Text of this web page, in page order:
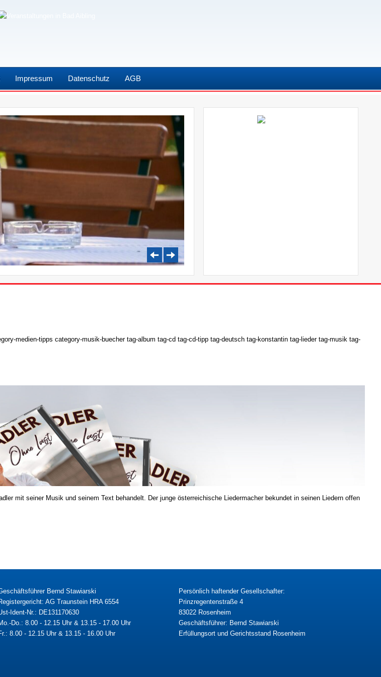
Impressum Datenschutz AGB
medien-tipps category-musik-buecher tag-album tag-cd tag-cd-tipp tag-deutsch tag-konstantin tag-lieder tag-musik tag-
mit seiner Musik und seinem Text behandelt. Der junge österreichische Liedermacher bekundet in seinen Liedern offen
Bernd Stawiarski
AG Traunstein HRA 6554
Ident-Nr.: DE131170630
Do.: 8.00 - 12.15 Uhr & 13.15 - 17.00 Uhr
8.00 - 12.15 Uhr & 13.15 - 16.00 Uhr
Persönlich haftender Gesellschafter:
Prinzregentenstraße 4
83022 Rosenheim
Geschäftsführer: Bernd Stawiarski
Erfüllungsort und Gerichtsstand Rosenheim